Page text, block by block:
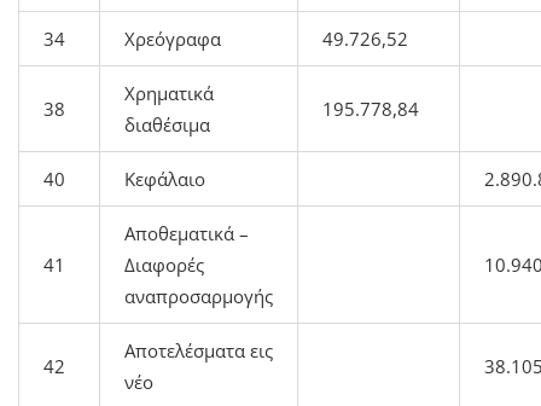
34 Χρεόγραφα 49.726,52
38
Χρηματικά
διαθέσιμα
195.778,84
40 Κεφάλαιο
41
Αποθεματικά –
Διαφορές
αναπροσαρμογής
42
Αποτελέσματα εις
νέο